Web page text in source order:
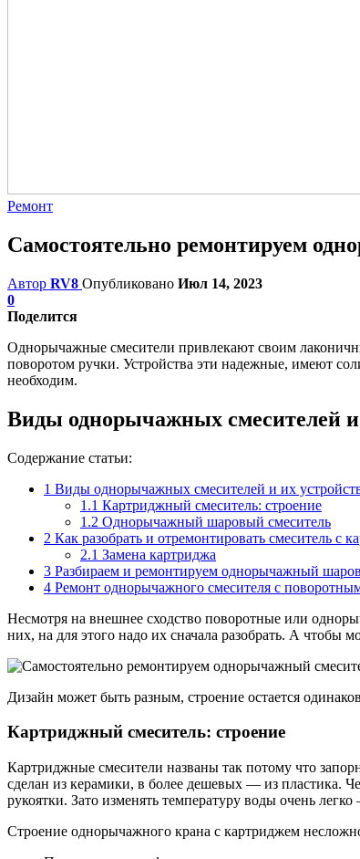
Ремонт
Самостоятельно ремонтируем
Автор RV8 Опубликовано Июл 14, 2023
0
Поделится
Однорычажные смесители привлекают своим
поворотом ручки. Устройства эти надежные, имеют
необходим.
Виды однорычажных смесителей и
Содержание статьи:
1 Виды однорычажных смесителей и их
1.1 Картриджный смеситель: строение
1.2 Однорычажный шаровый смеситель
2 Как разобрать и отремонтировать смеситель с
2.1 Замена картриджа
3 Разбираем и ремонтируем однорычажный
4 Ремонт однорычажного смесителя с
Несмотря на внешнее сходство поворотные или
них, на для этого надо их сначала разобрать. А чтобы
Дизайн может быть разным, строение остается
Картриджный смеситель: строение
Картриджные смесители названы так потому что
сделан из керамики, в более дешевых — из пластика.
рукоятки. Зато изменять температуру воды очень
Строение однорычажного крана с картриджем